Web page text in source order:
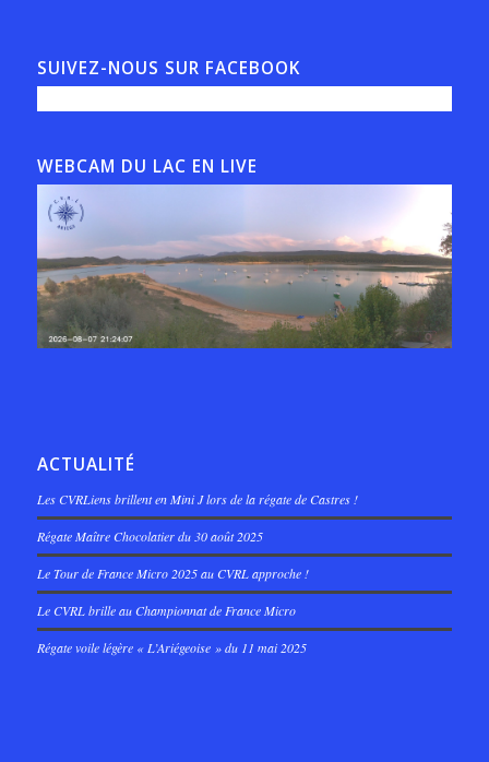
SUIVEZ-NOUS SUR FACEBOOK
WEBCAM DU LAC EN LIVE
ACTUALITÉ
Les CVRLiens brillent en Mini J lors de la régate de Castres !
Régate Maître Chocolatier du 30 août 2025
Le Tour de France Micro 2025 au CVRL approche !
Le CVRL brille au Championnat de France Micro
Régate voile légère « L’Ariégeoise » du 11 mai 2025